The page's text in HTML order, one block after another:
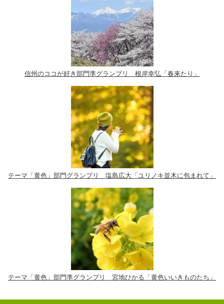
信州のココが好き部門準グランプリ 根岸幸弘「春来たり」
テーマ「黄色」部門グランプリ 塩島広大「ユリノキ並木に包まれて」
テーマ「黄色」部門準グランプリ 宮地ひかる「黄色いいきものたち」